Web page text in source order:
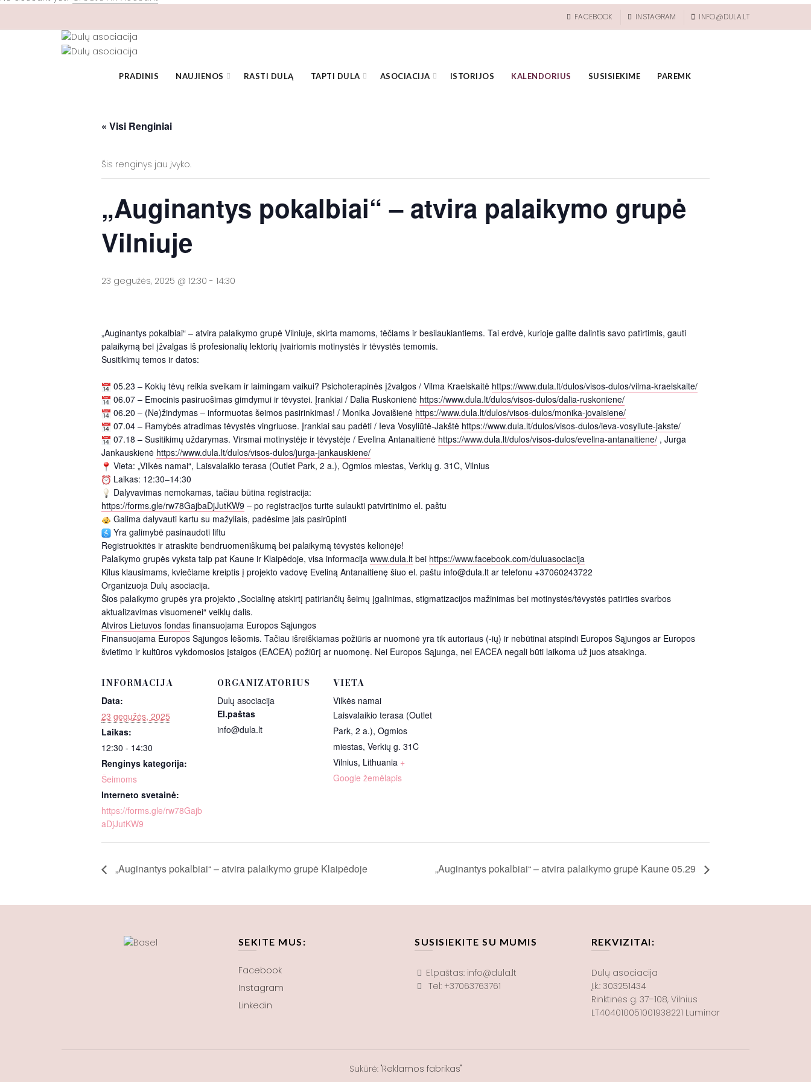
FACEBOOK INSTAGRAM INFO@DULA.LT
PRADINIS NAUJIENOS RASTI DULĄ TAPTI DULA ASOCIACIJA ISTORIJOS KALENDORIUS SUSISIEKIME PAREMK
« Visi Renginiai
Šis renginys jau įvyko.
„Auginantys pokalbiai“ – atvira palaikymo grupė
Vilniuje
23 gegužės, 2025 @ 12:30 - 14:30
„Auginantys pokalbiai“ – atvira palaikymo grupė Vilniuje, skirta mamoms, tėčiams ir besilaukiantiems. Tai erdvė, kurioje galite dalintis savo patirtimis, gauti
palaikymą bei įžvalgas iš profesionalių lektorių įvairiomis motinystės ir tėvystės temomis.
Susitikimų temos ir datos:
05.23 – Kokių tėvų reikia sveikam ir laimingam vaikui? Psichoterapinės įžvalgos / Vilma Kraelskaitė https://www.dula.lt/dulos/visos-dulos/vilma-kraelskaite/
06.07 – Emocinis pasiruošimas gimdymui ir tėvystei. Įrankiai / Dalia Ruskonienė https://www.dula.lt/dulos/visos-dulos/dalia-ruskoniene/
06.20 – (Ne)žindymas – informuotas šeimos pasirinkimas! / Monika Jovaišienė https://www.dula.lt/dulos/visos-dulos/monika-jovaisiene/
07.04 – Ramybės atradimas tėvystės vingriuose. Įrankiai sau padėti / Ieva Vosyliūtė-Jakštė https://www.dula.lt/dulos/visos-dulos/ieva-vosyliute-jakste/
07.18 – Susitikimų uždarymas. Virsmai motinystėje ir tėvystėje / Evelina Antanaitienė https://www.dula.lt/dulos/visos-dulos/evelina-antanaitiene/ , Jurga
Jankauskienė https://www.dula.lt/dulos/visos-dulos/jurga-jankauskiene/
Vieta: „Vilkės namai“, Laisvalaikio terasa (Outlet Park, 2 a.), Ogmios miestas, Verkių g. 31C, Vilnius
Laikas: 12:30–14:30
Dalyvavimas nemokamas, tačiau būtina registracija:
https://forms.gle/rw78GajbaDjJutKW9 – po registracijos turite sulaukti patvirtinimo el. paštu
Galima dalyvauti kartu su mažyliais, padėsime jais pasirūpinti
Yra galimybė pasinaudoti liftu
Registruokitės ir atraskite bendruomeniškumą bei palaikymą tėvystės kelionėje!
Palaikymo grupės vyksta taip pat Kaune ir Klaipėdoje, visa informacija www.dula.lt bei https://www.facebook.com/duluasociacija
Kilus klausimams, kviečiame kreiptis į projekto vadovę Eveliną Antanaitienę šiuo el. paštu info@dula.lt ar telefonu +37060243722
Organizuoja Dulų asociacija.
Šios palaikymo grupės yra projekto „Socialinę atskirtį patiriančių šeimų įgalinimas, stigmatizacijos mažinimas bei motinystės/tėvystės patirties svarbos
aktualizavimas visuomenei“ veiklų dalis.
Atviros Lietuvos fondas finansuojama Europos Sąjungos
Finansuojama Europos Sąjungos lėšomis. Tačiau išreiškiamas požiūris ar nuomonė yra tik autoriaus (-ių) ir nebūtinai atspindi Europos Sąjungos ar Europos
švietimo ir kultūros vykdomosios įstaigos (EACEA) požiūrį ar nuomonę. Nei Europos Sąjunga, nei EACEA negali būti laikoma už juos atsakinga.
INFORMACIJA
Data:
23 gegužės, 2025
Laikas:
12:30 - 14:30
Renginys kategorija:
Šeimoms
Interneto svetainė:
https://forms.gle/rw78Gajb
aDjJutKW9
ORGANIZATORIUS
Dulų asociacija
El.paštas
info@dula.lt
VIETA
Vilkės namai
Laisvalaikio terasa (Outlet
Park, 2 a.), Ogmios
miestas, Verkių g. 31C
Vilnius, Lithuania +
Google žemėlapis
„Auginantys pokalbiai“ – atvira palaikymo grupė Klaipėdoje „Auginantys pokalbiai“ – atvira palaikymo grupė Kaune 05.29
SEKITE MUS:
Facebook
Instagram
Linkedin
SUSISIEKITE SU MUMIS
El.paštas: info@dula.lt
Tel: +37063763761
REKVIZITAI:
Dulų asociacija
Į.k.: 303251434
Rinktinės g. 37–108, Vilnius
LT404010051001938221 Luminor
Sukūrė: "Reklamos fabrikas"